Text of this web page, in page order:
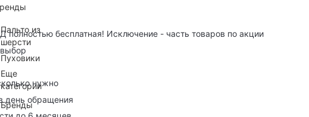
Пальто из
шерсти
Пуховики
Еще
категории
Бренды
полностью бесплатная! Исключение - часть товаров по акции
нужно
день обращения